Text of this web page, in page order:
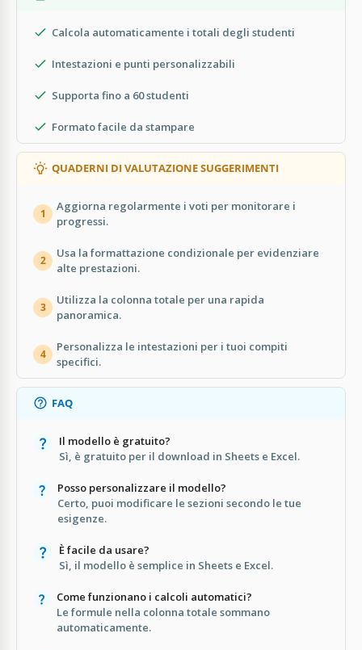
Calcola automaticamente i totali degli studenti
Intestazioni e punti personalizzabili
Supporta fino a 60 studenti
Formato facile da stampare
QUADERNI DI VALUTAZIONE SUGGERIMENTI
1
Aggiorna regolarmente i voti per monitorare i
progressi.
2
Usa la formattazione condizionale per evidenziare
alte prestazioni.
3
Utilizza la colonna totale per una rapida
panoramica.
4
Personalizza le intestazioni per i tuoi compiti
specifici.
FAQ
Il modello è gratuito?
Sì, è gratuito per il download in Sheets e Excel.
Posso personalizzare il modello?
Certo, puoi modificare le sezioni secondo le tue
esigenze.
È facile da usare?
Sì, il modello è semplice in Sheets e Excel.
Come funzionano i calcoli automatici?
Le formule nella colonna totale sommano
automaticamente.